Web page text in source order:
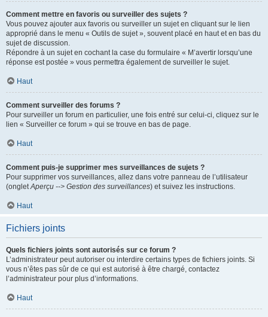
Comment mettre en favoris ou surveiller des sujets ?
Vous pouvez ajouter aux favoris ou surveiller un sujet en cliquant sur le lien
approprié dans le menu « Outils de sujet », souvent placé en haut et en bas du
sujet de discussion.
Répondre à un sujet en cochant la case du formulaire « M’avertir lorsqu’une
réponse est postée » vous permettra également de surveiller le sujet.
Haut
Comment surveiller des forums ?
Pour surveiller un forum en particulier, une fois entré sur celui-ci, cliquez sur le
lien « Surveiller ce forum » qui se trouve en bas de page.
Haut
Comment puis-je supprimer mes surveillances de sujets ?
Pour supprimer vos surveillances, allez dans votre panneau de l’utilisateur
(ongletAperçu --> Gestion des surveillances) et suivez les instructions.
Haut
Fichiers joints
Quels fichiers joints sont autorisés sur ce forum ?
L’administrateur peut autoriser ou interdire certains types de fichiers joints. Si
vous n’êtes pas sûr de ce qui est autorisé à être chargé, contactez
l’administrateur pour plus d’informations.
Haut